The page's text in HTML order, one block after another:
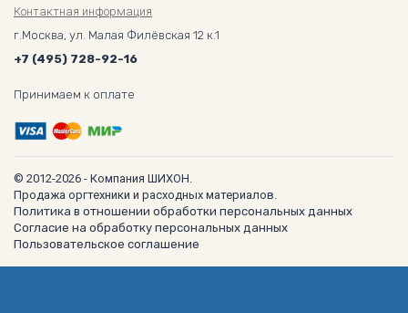
Контактная информация
г.Москва, ул. Малая Филёвская 12 к.1
+7 (495) 728-92-16
Принимаем к оплате
© 2012-2026 - Компания ШИХОН.
Продажа оргтехники и расходных материалов.
Политика в отношении обработки персональных данных
Согласие на обработку персональных данных
Пользовательское соглашение